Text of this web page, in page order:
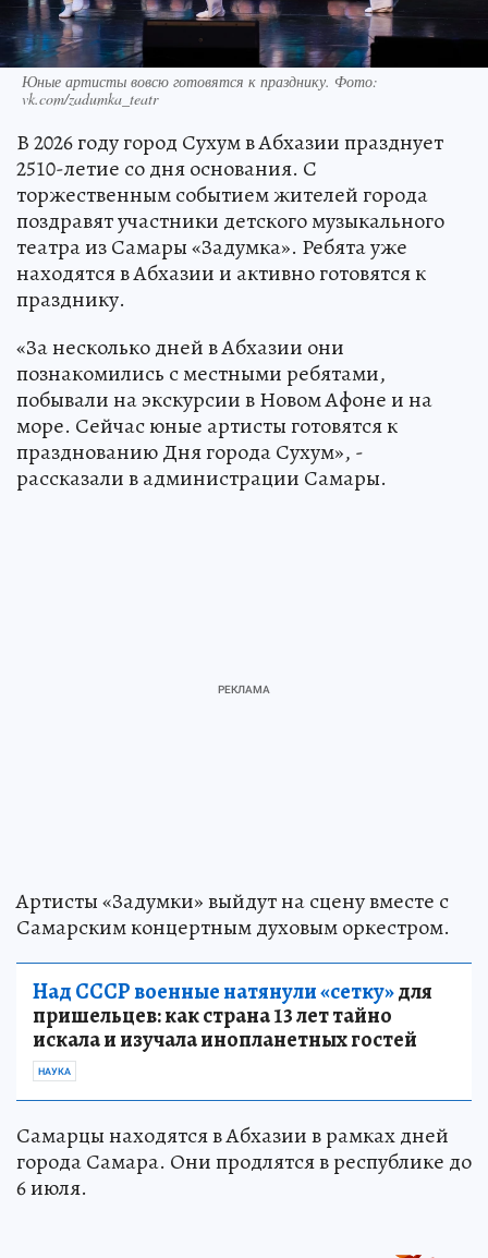
Юные артисты вовсю готовятся к празднику. Фото:
vk.com/zadumka_teatr
В 2026 году город Сухум в Абхазии празднует
2510-летие со дня основания. С
торжественным событием жителей города
поздравят участники детского музыкального
театра из Самары «Задумка». Ребята уже
находятся в Абхазии и активно готовятся к
празднику.
«За несколько дней в Абхазии они
познакомились с местными ребятами,
побывали на экскурсии в Новом Афоне и на
море. Сейчас юные артисты готовятся к
празднованию Дня города Сухум», -
рассказали в администрации Самары.
Артисты «Задумки» выйдут на сцену вместе с
Самарским концертным духовым оркестром.
Над СССР военные натянули «сетку»для
пришельцев: как страна 13 лет тайно
искала и изучала инопланетных гостей
НАУКА
Самарцы находятся в Абхазии в рамках дней
города Самара. Они продлятся в республике до
6 июля.